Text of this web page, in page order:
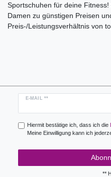
Sportschuhen für deine
Damen zu günstigen Preisen
Preis-/Leistungsverhältnis von
E-MAIL **
Newsletter
Hiermit bestätige ich, dass ich die
Meine Einwilligung kann ich
**